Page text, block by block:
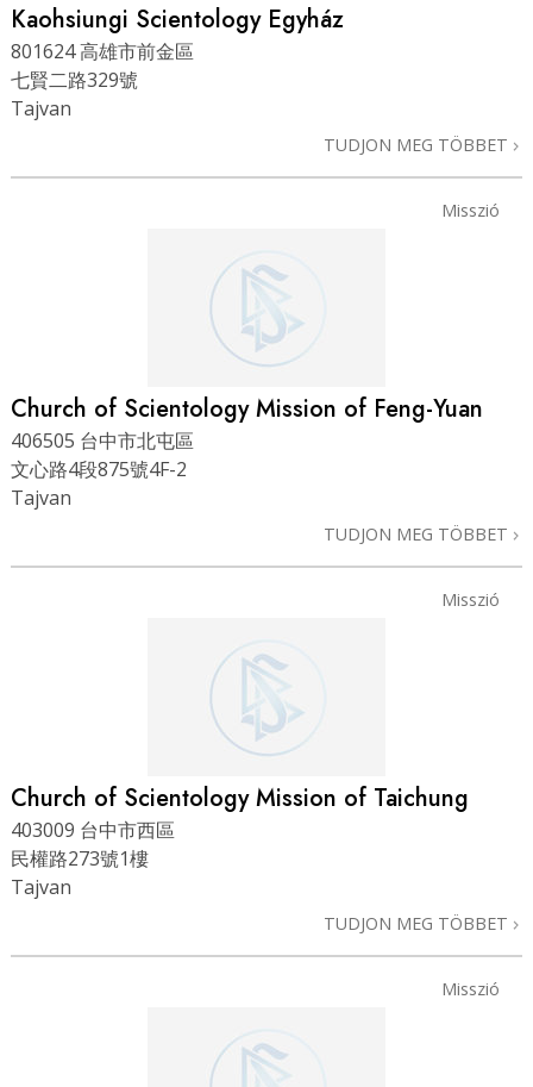
Kaohsiungi Scientology Egyház
801624 高雄市前金區
七賢二路329號
Tajvan
TUDJON MEG TÖBBET
Misszió
Church of Scientology Mission of Feng-Yuan
406505 台中市北屯區
文心路4段875號4F-2
Tajvan
TUDJON MEG TÖBBET
Misszió
Church of Scientology Mission of Taichung
403009 台中市西區
民權路273號1樓
Tajvan
TUDJON MEG TÖBBET
Misszió